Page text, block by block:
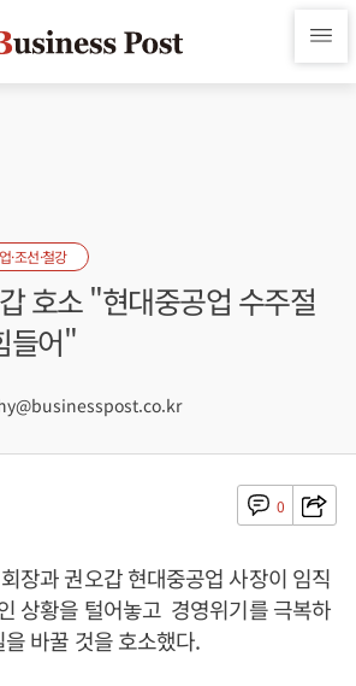
·조선·철강
호소 "현대중공업 수주절
들어"
0
장과 권오갑 현대중공업 사장이 임직
상황을 털어놓고 경영위기를 극복하
바꿀 것을 호소했다.